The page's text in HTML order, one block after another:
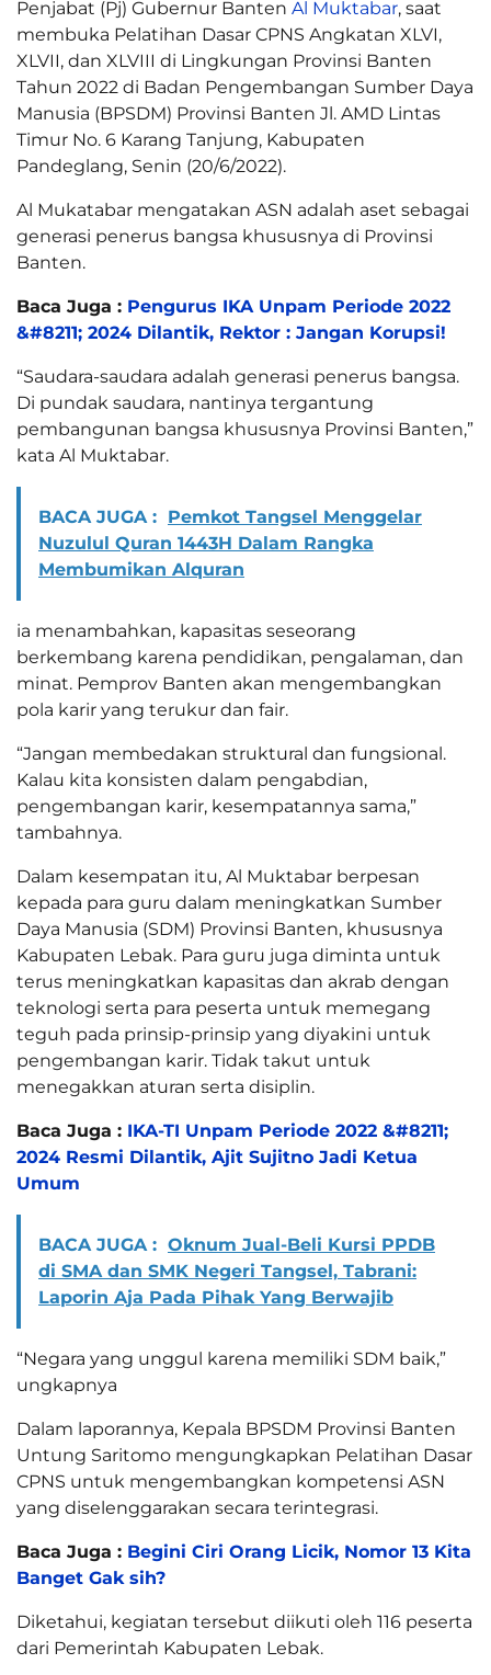
Penjabat (Pj) Gubernur Banten Al Muktabar, saat
membuka Pelatihan Dasar CPNS Angkatan XLVI,
XLVII, dan XLVIII di Lingkungan Provinsi Banten
Tahun 2022 di Badan Pengembangan Sumber Daya
Manusia (BPSDM) Provinsi Banten Jl. AMD Lintas
Timur No. 6 Karang Tanjung, Kabupaten
Pandeglang, Senin (20/6/2022).
Al Mukatabar mengatakan ASN adalah aset sebagai
generasi penerus bangsa khususnya di Provinsi
Banten.
Baca Juga : Pengurus IKA Unpam Periode 2022
&#8211; 2024 Dilantik, Rektor : Jangan Korupsi!
“Saudara-saudara adalah generasi penerus bangsa.
Di pundak saudara, nantinya tergantung
pembangunan bangsa khususnya Provinsi Banten,”
kata Al Muktabar.
BACA JUGA : Pemkot Tangsel Menggelar
Nuzulul Quran 1443H Dalam Rangka
Membumikan Alquran
ia menambahkan, kapasitas seseorang
berkembang karena pendidikan, pengalaman, dan
minat. Pemprov Banten akan mengembangkan
pola karir yang terukur dan fair.
“Jangan membedakan struktural dan fungsional.
Kalau kita konsisten dalam pengabdian,
pengembangan karir, kesempatannya sama,”
tambahnya.
Dalam kesempatan itu, Al Muktabar berpesan
kepada para guru dalam meningkatkan Sumber
Daya Manusia (SDM) Provinsi Banten, khususnya
Kabupaten Lebak. Para guru juga diminta untuk
terus meningkatkan kapasitas dan akrab dengan
teknologi serta para peserta untuk memegang
teguh pada prinsip-prinsip yang diyakini untuk
pengembangan karir. Tidak takut untuk
menegakkan aturan serta disiplin.
Baca Juga : IKA-TI Unpam Periode 2022 &#8211;
2024 Resmi Dilantik, Ajit Sujitno Jadi Ketua
Umum
BACA JUGA : Oknum Jual-Beli Kursi PPDB
di SMA dan SMK Negeri Tangsel, Tabrani:
Laporin Aja Pada Pihak Yang Berwajib
“Negara yang unggul karena memiliki SDM baik,”
ungkapnya
Dalam laporannya, Kepala BPSDM Provinsi Banten
Untung Saritomo mengungkapkan Pelatihan Dasar
CPNS untuk mengembangkan kompetensi ASN
yang diselenggarakan secara terintegrasi.
Baca Juga : Begini Ciri Orang Licik, Nomor 13 Kita
Banget Gak sih?
Diketahui, kegiatan tersebut diikuti oleh 116 peserta
dari Pemerintah Kabupaten Lebak.